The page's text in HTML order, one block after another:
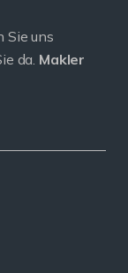
Sie uns
da. Makler